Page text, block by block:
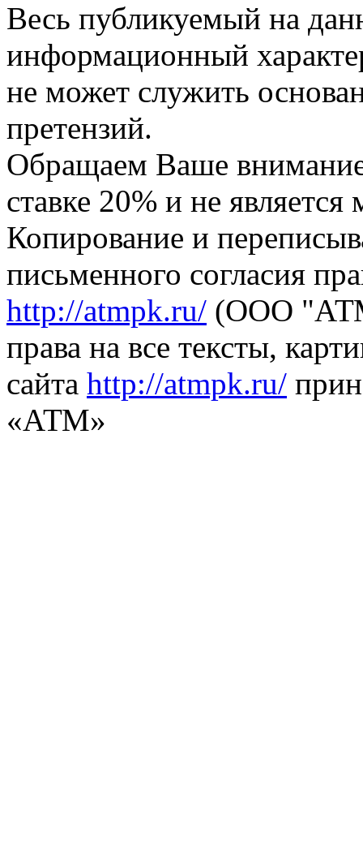
Весь публикуемый на
информационный
не может служить
претензий.
Обращаем Ваше
ставке 20% и не
Копирование и
письменного согласия
http://atmpk.ru/ (ООО
права на все тексты,
сайта http://atmpk.ru/
«АТМ»